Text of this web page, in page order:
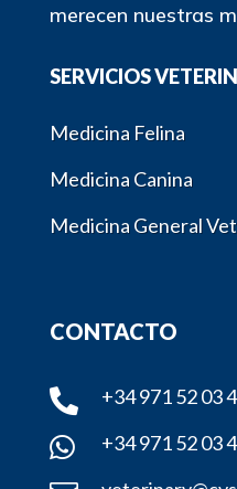
merecen nuestras
SERVICIOS
Medicina Felina
Medicina Canina
Medicina General
CONTACTO
 +34 971 52 03
 +34 971 52 03